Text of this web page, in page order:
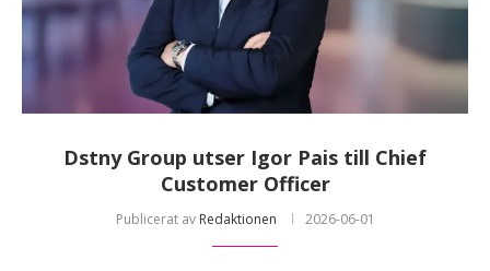
Dstny Group utser Igor Pais till Chief
Customer Officer
Publicerat av Redaktionen 2026-06-01